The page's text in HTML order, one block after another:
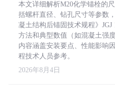
本文详细解析M20化学锚栓的
括螺杆直径、钻孔尺寸等参数
凝土结构后锚固技术规程》
方法和典型数值（如混凝土强
内容涵盖安装要点、性能影响
程技术人员参考。
2026年8月4日